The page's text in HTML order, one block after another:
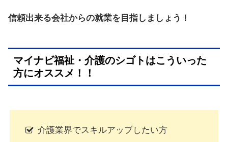
信頼出来る会社からの就業を目指しましょう！
マイナビ福祉・介護のシゴトはこういった
方にオススメ！！
介護業界でスキルアップしたい方